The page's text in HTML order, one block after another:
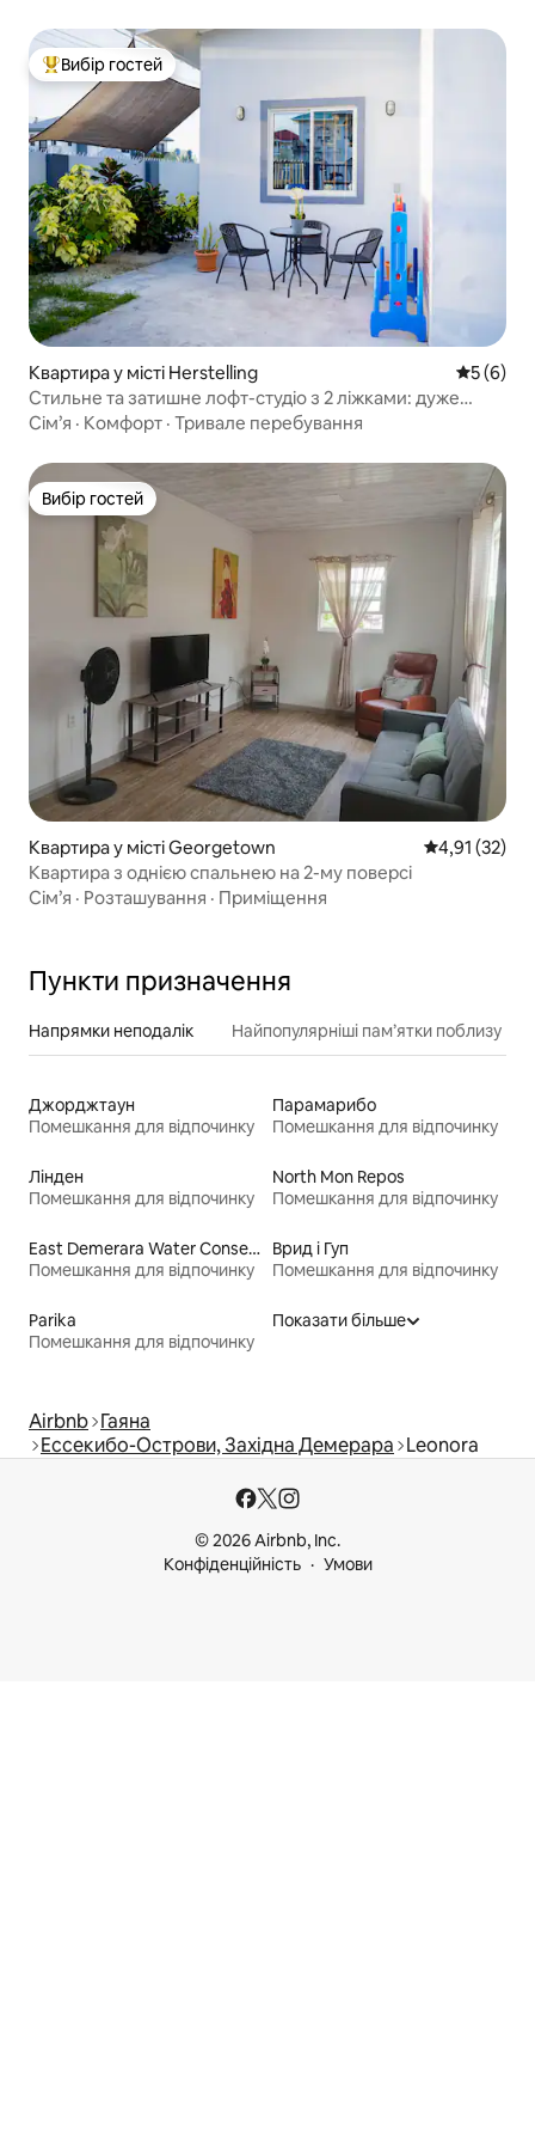
Топ вибір гостей
Вибір гостей
Квартира у місті Herstelling Середня
5 (6)
Стильне та затишне лофт-студіо з 2 ліжками: дуже
широким двоспальним і стандартним двоспальним
Сім’я · Комфорт · Тривале перебування
Вибір гостей
Вибір гостей
Квартира у місті Georgetown Середня
4,91 (32)
Квартира з однією спальнею на 2-му поверсі
Сім’я · Розташування · Приміщення
Пункти призначення
Напрямки неподалік Найпопулярніші пам’ятки поблизу
Джорджтаун
Помешкання для відпочинку
Парамарибо
Помешкання для відпочинку
Лінден
Помешкання для відпочинку
North Mon Repos
Помешкання для відпочинку
East Demerara Water Conservancy
Помешкання для відпочинку
Врид і Гуп
Помешкання для відпочинку
Parika
Помешкання для відпочинку
Показати більше
Airbnb Гаяна
Ессекибо-Острови, Західна Демерара Leonora
© 2026 Airbnb, Inc.
Конфіденційність
Умови